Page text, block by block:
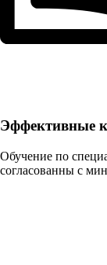
Эффективные
Обучение по
согласованны с